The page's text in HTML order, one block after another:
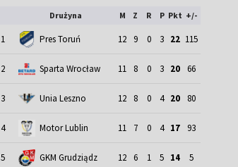
Drużyna M Z R P Pkt +/-
1 Pres Toruń 12 9 0 3 22 115
2 Sparta Wrocław 11 8 0 3 20 66
3 Unia Leszno 12 8 0 4 20 80
4 Motor Lublin 11 7 0 4 17 93
5 GKM Grudziądz 12 6 1 5 14 5